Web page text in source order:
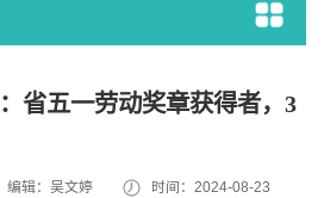
省五一劳动奖章获得者，3
编辑：吴文婷 时间：2024-08-23